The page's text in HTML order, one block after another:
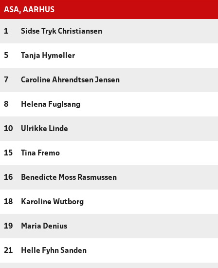
ASA, AARHUS
1 Sidse Tryk Christiansen
5 Tanja Hymøller
7 Caroline Ahrendtsen Jensen
8 Helena Fuglsang
10 Ulrikke Linde
15 Tina Fremo
16 Benedicte Moss Rasmussen
18 Karoline Wutborg
19 Maria Denius
21 Helle Fyhn Sanden